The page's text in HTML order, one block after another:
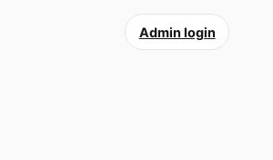
Admin login